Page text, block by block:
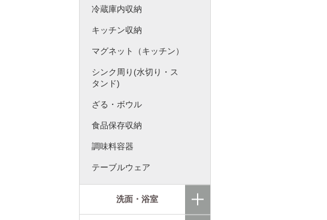
冷蔵庫内収納
キッチン収納
マグネット（キッチン）
シンク周り(水切り・ス
タンド)
ざる・ボウル
食品保存収納
調味料容器
テーブルウェア
洗面・浴室